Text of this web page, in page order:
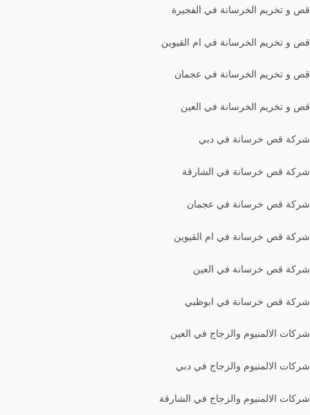
قص و تخريم الخرسانة في الفجيرة
قص و تخريم الخرسانة في ام القيوين
قص و تخريم الخرسانة في عجمان
قص و تخريم الخرسانة في العين
شركة قص خرسانة في دبي
شركة قص خرسانة في الشارقة
شركة قص خرسانة في عجمان
شركة قص خرسانة في ام القيوين
شركة قص خرسانة في العين
شركة قص خرسانة في ابوظبي
شركات الالمنيوم والزجاج في العين
شركات الالمنيوم والزجاج في دبي
شركات الالمنيوم والزجاج في الشارقة